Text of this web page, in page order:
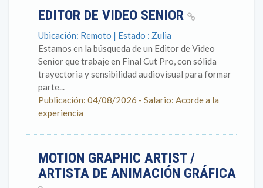
EDITOR DE VIDEO SENIOR
Ubicación: Remoto | Estado : Zulia
Estamos en la búsqueda de un Editor de Video
Senior que trabaje en Final Cut Pro, con sólida
trayectoria y sensibilidad audiovisual para formar
parte...
Publicación: 04/08/2026 - Salario: Acorde a la
experiencia
MOTION GRAPHIC ARTIST /
ARTISTA DE ANIMACIÓN GRÁFICA